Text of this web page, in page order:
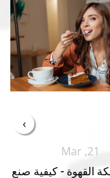
Mar ,21
القهوة - كيفية صنع
›